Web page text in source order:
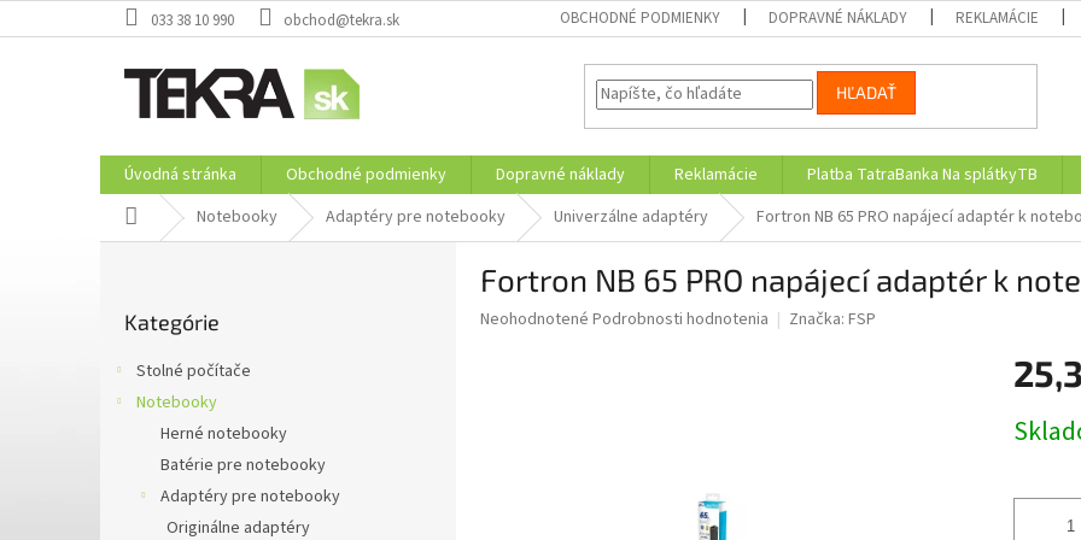
na
033 38 10 990 obchod@tekra.sk OBCHODNÉ PODMIENKY DOPRAVNÉ NÁKLADY REKLAMÁCIE
HĽADAŤ
Úvodná stránka Obchodné podmienky Dopravné náklady Reklamácie Platba TatraBanka Na splátkyTB
DomovNotebooky Adaptéry pre notebooky Univerzálne adaptéry Fortron NB 65 PRO napájecí adaptér k
kategórie
Kategórie
Stolné počítače
Notebooky
Herné notebooky
Batérie pre notebooky
Adaptéry pre notebooky
Originálne adaptéry
Fortron NB 65 PRO napájecí adaptér k
Priemerné
Neohodnotené Podrobnosti hodnotenia Značka: FSP
cena: